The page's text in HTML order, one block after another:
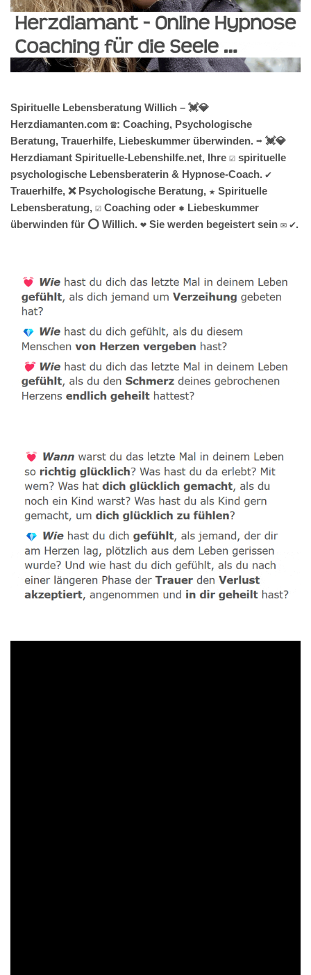
Spirituelle Lebensberatung Willich – 💓️💎
Herzdiamanten.com ☎️: Coaching, Psychologische
Beratung, Trauerhilfe, Liebeskummer überwinden. ➡️ 💓️💎
Herzdiamant Spirituelle-Lebenshilfe.net, Ihre ☑️ spirituelle
psychologische Lebensberaterin & Hypnose-Coach. ✔️
Trauerhilfe, ❌ Psychologische Beratung, ★ Spirituelle
Lebensberatung, ☑️ Coaching oder ✹ Liebeskummer
überwinden für ⭕ Willich. ❤ Sie werden begeistert sein ✉ ✔.